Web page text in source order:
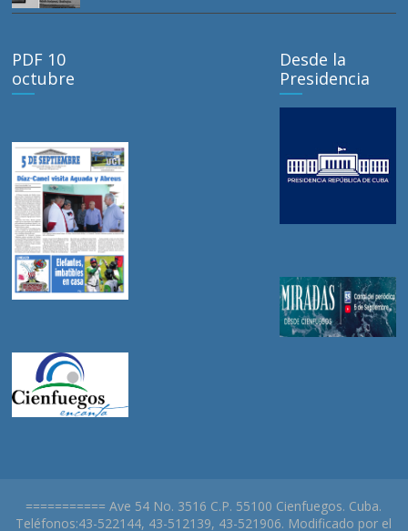
PDF 10
octubre
Desde la
Presidencia
=========== Ave 54 No. 3516 C.P. 55100 Cienfuegos. Cuba.
Teléfonos:43-522144, 43-512139, 43-521906. Modificado por el